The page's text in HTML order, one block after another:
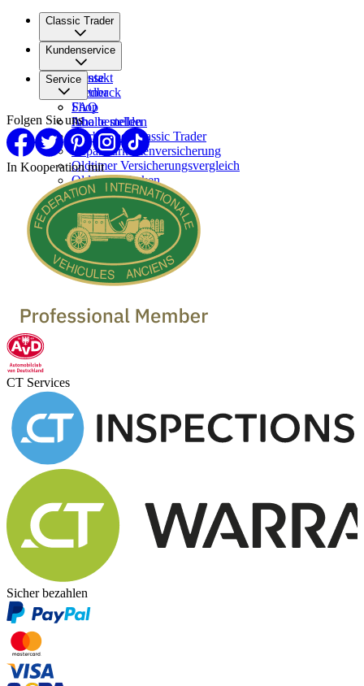
Classic Trader
Über uns
Karriere
Presse
Partner
Kundenservice
Kontakt
Feedback
FAQ
Inhalte melden
Service
Shop
Abo bestellen
Werben bei Classic Trader
Reparaturkostenversicherung
Oldtimer Versicherungsvergleich
Oldtimer Marken
Oldtimer verkaufen
Oldtimer Händler
Oldtimer Garagen
Folgen Sie uns
In Kooperation mit
CT Services
Sicher bezahlen